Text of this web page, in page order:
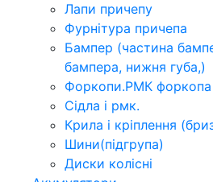
Лапи причепу
Фурнітура причепа
Бампер (частина
бампера, нижня губа,)
Форкопи.РМК форкопа
Сідла і рмк.
Крила і кріплення
Шини(підгрупа)
Диски колісні